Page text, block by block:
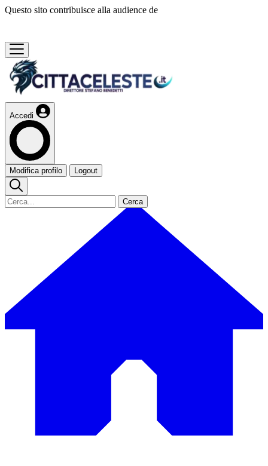
Questo sito contribuisce alla audience de
Accedi
Modifica profilo Logout
Cerca